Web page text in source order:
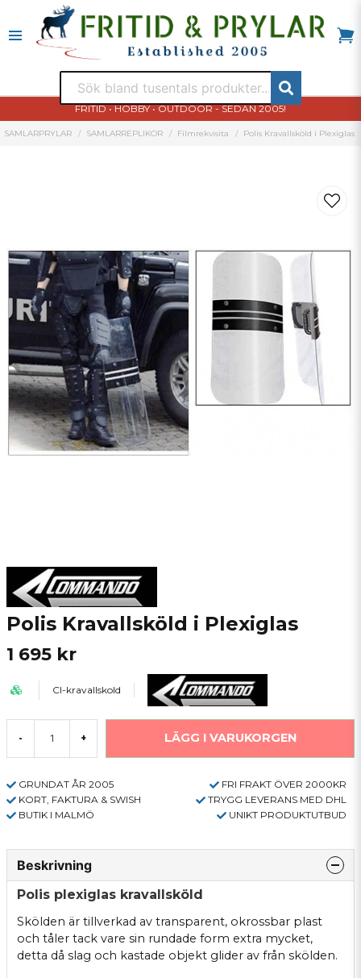
FRITID • HOBBY • OUTDOOR - SEDAN 2005!
SAMLARPRYLAR SAMLARREPLIKOR Filmrekvisita Polis Kravallsköld i Plexiglas
Polis Kravallsköld i Plexiglas
1 695 kr
CI-kravallskold
- + LÄGG I VARUKORGEN
GRUNDAT ÅR 2005
FRI FRAKT ÖVER 2000KR
KORT, FAKTURA & SWISH
TRYGG LEVERANS MED DHL
BUTIK I MALMÖ
UNIKT PRODUKTUTBUD
Beskrivning
Polis plexiglas kravallsköld
Skölden är tillverkad av transparent, okrossbar plast
och tåler tack vare sin rundade form extra mycket,
detta då slag och kastade objekt glider av från skölden.